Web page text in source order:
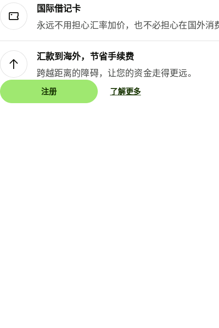
国际借记卡
永远不用担心汇率加价，也不必担心在国外消
汇款到海外，节省手续费
跨越距离的障碍，让您的资金走得更远。
注册 了解更多